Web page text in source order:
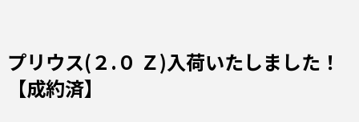
プリウス(２.０ Ｚ)入荷いたしました！
【成約済】